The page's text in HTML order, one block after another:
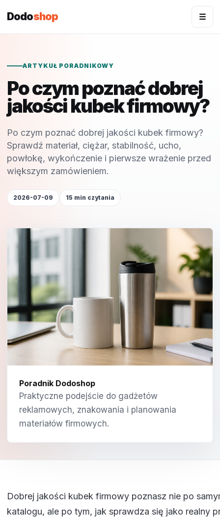
Dodoshop ☰
ARTYKUŁ PORADNIKOWY
Po czym poznać dobrej
jakości kubek firmowy?
Po czym poznać dobrej jakości kubek firmowy?
Sprawdź materiał, ciężar, stabilność, ucho,
powłokę, wykończenie i pierwsze wrażenie przed
większym zamówieniem.
2026-07-09 15 min czytania
Poradnik Dodoshop
Praktyczne podejście do gadżetów
reklamowych, znakowania i planowania
materiałów firmowych.
Dobrej jakości kubek firmowy poznasz nie po
katalogu, ale po tym, jak sprawdza się jako realny